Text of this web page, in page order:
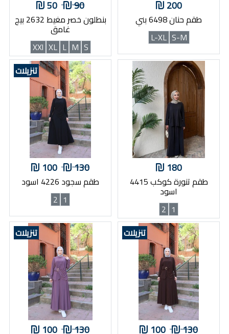
200
طقم حنان 6498 بني
S-M
L-XL
90
50
بنطلون خصر مغيط 2632 بيج
غامق
S
M
L
XL
XXl
180
طقم تنورة كوكب 4415
اسود
1
2
تنزيلات
130
100
طقم سجود 4226 اسود
1
2
تنزيلات
130
100
تنزيلات
130
100